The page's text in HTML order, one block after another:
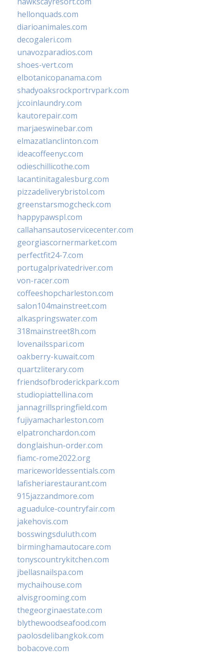
hellonquads.com
diarioanimales.com
decogaleri.com
unavozparadios.com
shoes-vert.com
elbotanicopanama.com
shadyoaksrockportrvpark.com
jccoinlaundry.com
kautorepair.com
marjaeswinebar.com
elmazatlanclinton.com
ideacoffeenyc.com
odieschillicothe.com
lacantinitagalesburg.com
pizzadeliverybristol.com
greenstarsmogcheck.com
happypawspl.com
callahansautoservicecenter.com
georgiascornermarket.com
perfectfit24-7.com
portugalprivatedriver.com
von-racer.com
coffeeshopcharleston.com
salon104mainstreet.com
alkaspringswater.com
318mainstreet8h.com
lovenailsspari.com
oakberry-kuwait.com
quartzliterary.com
friendsofbroderickpark.com
studiopiattellina.com
jannagrillspringfield.com
fujiyamacharleston.com
elpatronchardon.com
donglaishun-order.com
fiamc-rome2022.org
mariceworldessentials.com
lafisheriarestaurant.com
915jazzandmore.com
aguadulce-countryfair.com
jakehovis.com
bosswingsduluth.com
birminghamautocare.com
tonyscountrykitchen.com
jbellasnailspa.com
mychaihouse.com
alvisgrooming.com
thegeorginaestate.com
blythewoodseafood.com
paolosdelibangkok.com
bobacove.com